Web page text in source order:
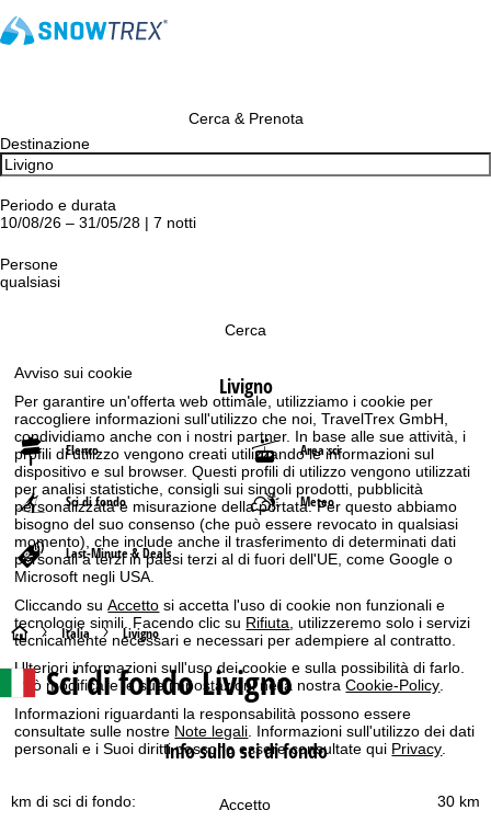
Avviso sui cookie
Per garantire un'offerta web ottimale, utilizziamo i cookie per
raccogliere informazioni sull'utilizzo che noi, TravelTrex GmbH,
condividiamo anche con i nostri partner. In base alle sue attività, i
profili di utilizzo vengono creati utilizzando le informazioni sul
dispositivo e sul browser. Questi profili di utilizzo vengono utilizzati
per analisi statistiche, consigli sui singoli prodotti, pubblicità
personalizzata e misurazione della portata. Per questo abbiamo
bisogno del suo consenso (che può essere revocato in qualsiasi
momento), che include anche il trasferimento di determinati dati
personali a terzi in paesi terzi al di fuori dell'UE, come Google o
Microsoft negli USA.
Cliccando suAccetto si accetta l'uso di cookie non funzionali e
tecnologie simili. Facendo clic su Rifiuta, utilizzeremo solo i servizi
tecnicamente necessari e necessari per adempiere al contratto.
Ulteriori informazioni sull'uso dei cookie e sulla possibilità di farlo.
Può modificare le sue impostazioni nella nostraCookie-Policy
Informazioni riguardanti la responsabilità possono essere
consultate sulle nostre Note legali . Informazioni sull'utilizzo dei dati
personali e i Suoi diritti possono essere consultate qui Privacy
Accetto
Cerca & Prenota
Destinazione
Periodo e durata
10/08/26 – 31/05/28 | 7 notti
Persone
qualsiasi
Cerca
Livigno
Elenco Area sci
Sci di fondo Meteo
Last-Minute & Deals
H
o
m
p
Italia Livigno
Sci di fondo Livigno
Info sullo sci di fondo
30 km
km di sci di fondo: